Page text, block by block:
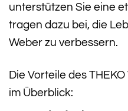
unterstützen Sie eine
tragen dazu bei, die
Weber zu verbessern.
Die Vorteile des
im Überblick: